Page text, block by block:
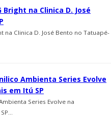
na Clinica D. José
na Clinica D. José Bento no Tatuapé-
Ambienta Series Evolve
em Itú SP
Series Evolve na